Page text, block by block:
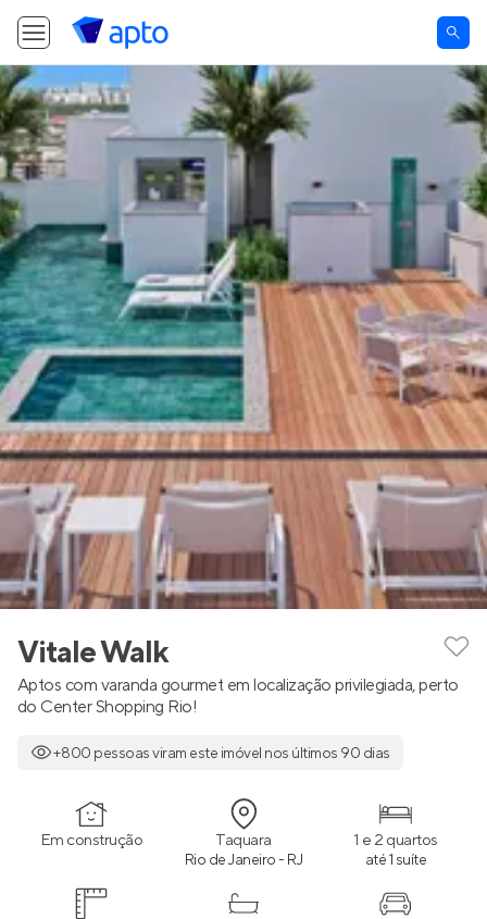
Vitale Walk
Aptos com varanda gourmet em localização privilegiada, perto
do Center Shopping Rio!
+800 pessoas viram este imóvel nos últimos 90 dias
Em construção Taquara
Rio de Janeiro - RJ
1 e 2 quartos
até 1 suíte